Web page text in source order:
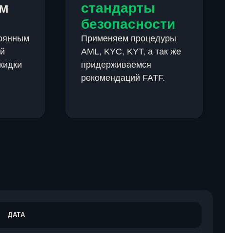
стандарты
безопасности
Применяем процедуры
AML, KYC, KYT, а так же
придерживаемся
рекомендаций FATF.
ДАТА